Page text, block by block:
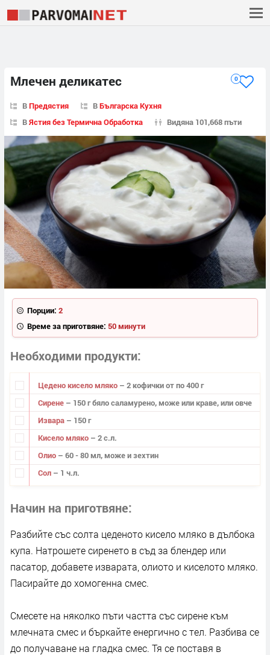
Млечен деликатес 0
ВПредястия ВБългарска Кухня
ВЯстия без Термична Обработка Видяна 101,668 пъти
Порции: 2
Време за приготвяне: 50 минути
Необходими продукти
Цедено кисело мляко – 2 кофички от по 400 г
Сирене – 150 г бяло саламурено, може или краве, или овче
Извара – 150 г
Кисело мляко – 2 с.л.
Олио – 60 - 80 мл, може и зехтин
Сол – 1 ч.л.
Начин на приготвяне
Разбийте със солта цеденото кисело мляко в дълбока
купа. Натрошете сиренето в съд за блендер или
пасатор, добавете изварата, олиото и киселото мляко.
Пасирайте до хомогенна смес.
Смесете на няколко пъти частта със сирене към
млечната смес и бъркайте енергично с тел. Разбива се
до получаване на гладка смес. Тя се поставя в